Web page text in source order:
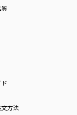
質
文方法